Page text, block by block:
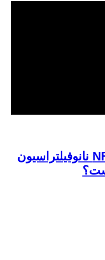
نانو فیلتراسیون NF نانوفیلتراسیون